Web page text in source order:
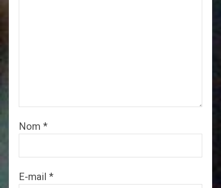
Nom *
E-mail *